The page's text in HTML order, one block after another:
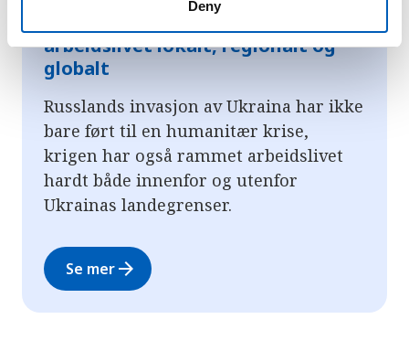
Deny
Slik påvirker Ukraina-krigen
arbeidslivet lokalt, regionalt og
globalt
Russlands invasjon av Ukraina har ikke
bare ført til en humanitær krise,
krigen har også rammet arbeidslivet
hardt både innenfor og utenfor
Ukrainas landegrenser.
Se merarrow_forward